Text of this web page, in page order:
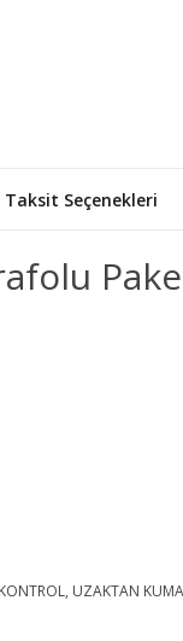
Taksit Seçenekleri
UZAKTAN